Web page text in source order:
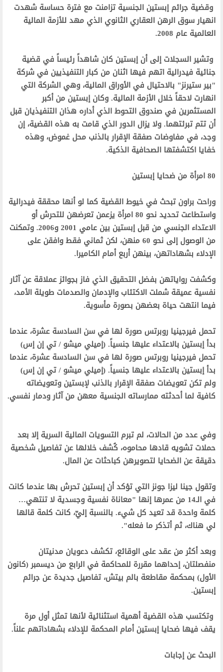
‫ وقضية جرائم إبستين الجنسية تزامنت مع فترة حساسة شهدت
انهيار سوق الرهن العقاري الثانوي الذي مهد للأزمة المالية
العالمية عام 2008.‬
‫ وتشير السجلات إلى أن إبستين كان شاهداً رئيساً في قضية
جنائية فيدرالية اتهم فيها اثنان من كبار التنفيذيين في شركة
"بير ستيرنز" بالاحتيال في الأوراق المالية، وهي الشركة التي
انهارت لاحقاً خلال الأزمة المالية. وكان إبستين من أكبر
المستثمرين في صندوق التحوط الذي أداره هذان التنفيذيان قبل
أن تتم تبرئتهما. ولا يزال الدور الذي قامت به هذه القضية، إن
وجد، في مفاوضات صفقة الإقرار بالذنب محل غموض، وهذه
خفايا اكتشفتها الصحافية الذكية. ‬
‫80 امرأة من ضحايا إبستين‬
‫وراحت براون تبحث في خيوط القضية كما لو أنها محققة فيدرالية
واستطاعت تحديد نحو 80 امرأة يزعمن تعرضهن للتحرش أو
الاعتداء الجنسي من قبل إبستين بين عامي 2001 و2006. وتمكنت
من الوصول إلى نحو 60 منهن، لكن ثماني فقط وافقن على
الإدلاء بشهاداتهن، بينهن أربع أمام الكاميرا.‬
‫وكشفت رواياتهن بفضل التحقيق الذي فاز بجوائز عملاقة عن آثار
نفسية عميقة شملت الاكتئاب والإدمان والصدمات طويلة الأمد،
فيما انتهت حياة بعضهن بصورة مأسوية.‬
‫تحمل فيرجينيا روبرتس صورة لها في سن السادسة عشرة، عندما
بدأ إبستين بالاعتداء عليها جنسياً. (إميلي ميشو / تي إن إس)‬
‫تحمل فيرجينيا روبرتس صورة لها في سن السادسة عشرة، عندما
بدأ إبستين بالاعتداء عليها جنسياً. (إميلي ميشو / تي إن إس)‬
‫ولم تكن تعويضات صفقة الإقرار بالذنب لإبستين وتعويضاته
كافية لما أحدثته ممارساته الجنسية معهن من آثار ودمار نفسي.
‫وفي عدد من الحالات، لم تبرم التسويات المالية السرية إلا بعد
حملات تشويه قادها محاموه، كُشف خلالها عن تفاصيل شخصية
دقيقة عن الضحايا لتصويرهن كباحثات عن المال.‬
‫وتقول جينا ليزا جونز التي تؤكد أن إبستين تحرش بها عندما كانت
في الـ14 من عمرها إنها "معاناة نفسية وجسدية لا تنتهي…
كلمة واحدة قد تعيد كل شيء. بالنسبة إليّ، كانت كلمة قالها
لي هناك، ثم أتذكر ما فعله".‬
‫وبعد أكثر من عقد على الوقائع، تكشف دعويان مدنيتان
منفصلتان، إحداهما مقررة للمحاكمة في الرابع من ديسمبر (كانون
الأول) بمحكمة مقاطعة بالم بيتش، تفاصيل جديدة عن جرائم
إبستين.‬
‫ وتكتسب هذه القضية أهمية استثنائية لأنها تمثل أول مرة
يقف فيها ضحايا إبستين أمام المحكمة للإدلاء بشهاداتهم علناً.‬
‫البحث عن إجابات‬